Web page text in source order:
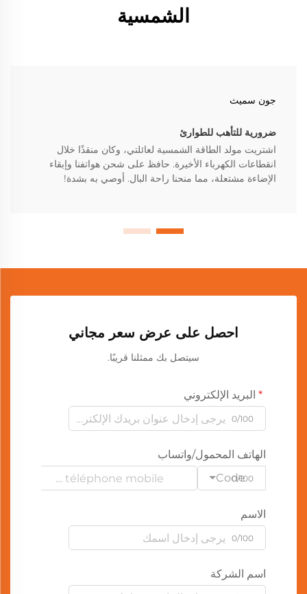
الشمسية
جون سميث
ضرورية للتأهب للطوارئ
اشتريت مولد الطاقة الشمسية لعائلتي، وكان منقذًا خلال
انقطاعات الكهرباء الأخيرة. حافظ على شحن هواتفنا وإبقاء
الإضاءة مشتعلة، مما منحنا راحة البال. أوصي به بشدة!
احصل على عرض سعر مجاني
سيتصل بك ممثلنا قريبًا.
البريد الإلكتروني
0/100
الهاتف المحمول/واتساب
Code
0/100
الاسم
0/100
اسم الشركة